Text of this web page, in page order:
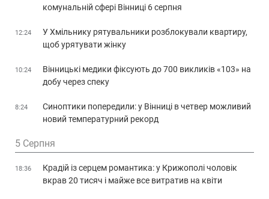
комунальній сфері Вінниці 6 серпня
12:24
У Хмільнику рятувальники розблокували квартиру,
щоб урятувати жінку
10:24
Вінницькі медики фіксують до 700 викликів «103» на
добу через спеку
8:24
Синоптики попередили: у Вінниці в четвер можливий
новий температурний рекорд
5 Серпня
18:36
Крадій із серцем романтика: у Крижополі чоловік
вкрав 20 тисяч і майже все витратив на квіти